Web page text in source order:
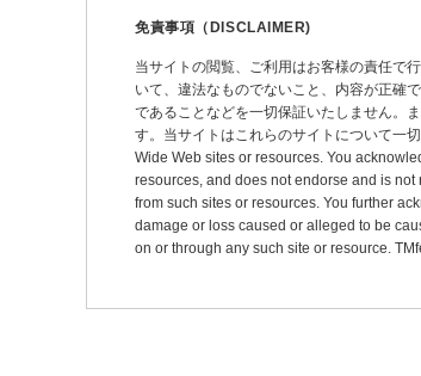
免責事項（DISCLAIMER)
当サイトの閲覧、ご利用はお客様の責任で
いて、違法なものでないこと、内容が正確
であることなどを一切保証いたしません。
す。当サイトはこれらのサイトについて一
Wide Web sites or resources. You
resources, and does not endorse and is
from such sites or resources. You further
damage or loss caused or alleged to be
on or through any such site or resource.